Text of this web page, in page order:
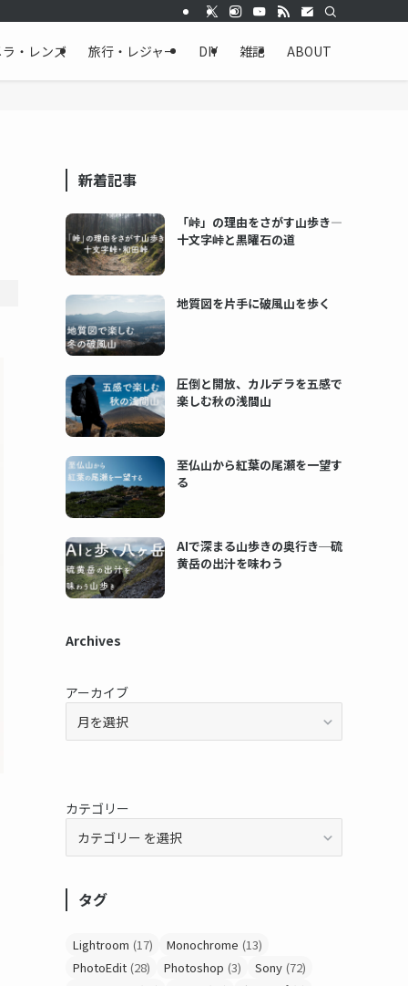
・レンズ 旅行・レジャー DIY 雑記 ABOUT
新着記事
「峠」の理由をさがす山歩き―
十文字峠と黒曜石の道
地質図を片手に破風山を歩く
圧倒と開放、カルデラを五感で
楽しむ秋の浅間山
至仏山から紅葉の尾瀬を一望す
る
AIで深まる山歩きの奥行き─硫
黄岳の出汁を味わう
Archives
アーカイブ
カテゴリー
タグ
Lightroom (17) Monochrome (13)
PhotoEdit (28) Photoshop (3) Sony (72)